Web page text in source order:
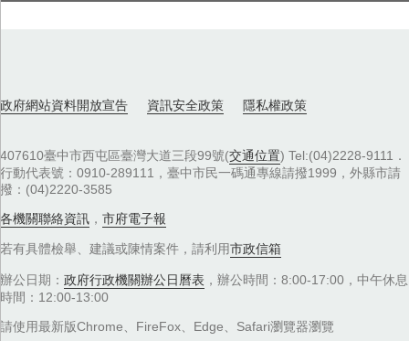
政府網站資料開放宣告 資訊安全政策 隱私權政策
407610臺中市西屯區臺灣大道三段99號(交通位置) Tel:(04)2228-9111．
行動代表號：0910-289111，臺中市民一碼通專線請撥1999，外縣市請
撥：(04)2220-3585
各機關聯絡資訊 ， 市府電子報
若有具體檢舉、建議或陳情案件，請利用市政信箱
辦公日期： 政府行政機關辦公日曆表 ，辦公時間：8:00-17:00，中午休息
時間：12:00-13:00
請使用最新版Chrome、FireFox、Edge、Safari瀏覽器瀏覽